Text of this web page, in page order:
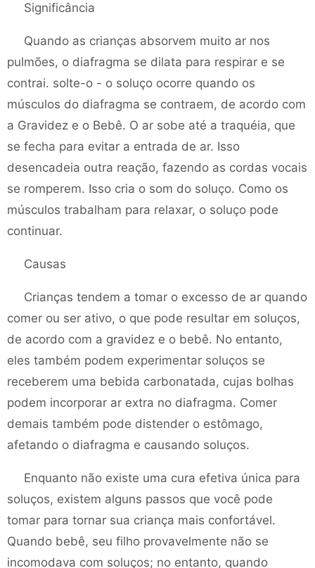
Significância
Quando as crianças absorvem muito ar nos
pulmões, o diafragma se dilata para respirar e se
contrai. solte-o - o soluço ocorre quando os
músculos do diafragma se contraem, de acordo com
a Gravidez e o Bebê. O ar sobe até a traquéia, que
se fecha para evitar a entrada de ar. Isso
desencadeia outra reação, fazendo as cordas vocais
se romperem. Isso cria o som do soluço. Como os
músculos trabalham para relaxar, o soluço pode
continuar.
Causas
Crianças tendem a tomar o excesso de ar quando
comer ou ser ativo, o que pode resultar em soluços,
de acordo com a gravidez e o bebê. No entanto,
eles também podem experimentar soluços se
receberem uma bebida carbonatada, cujas bolhas
podem incorporar ar extra no diafragma. Comer
demais também pode distender o estômago,
afetando o diafragma e causando soluços.
Enquanto não existe uma cura efetiva única para
soluços, existem alguns passos que você pode
tomar para tornar sua criança mais confortável.
Quando bebê, seu filho provavelmente não se
incomodava com soluços; no entanto, quando